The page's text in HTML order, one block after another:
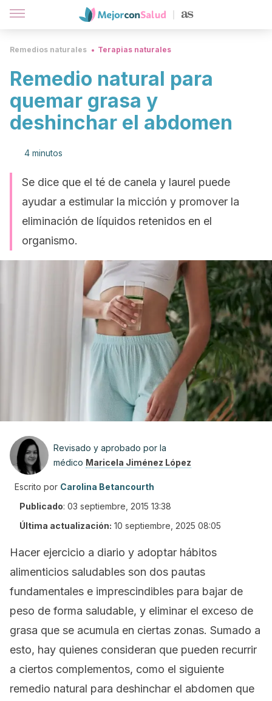
Remedios naturales Terapias naturales
Remedio natural para
quemar grasa y
deshinchar el abdomen
4 minutos
Se dice que el té de canela y laurel puede
ayudar a estimular la micción y promover la
eliminación de líquidos retenidos en el
organismo.
Revisado y aprobado por la
médico Maricela Jiménez López
Escrito por Carolina Betancourth
Publicado: 03 septiembre, 2015 13:38
Última actualización: 10 septiembre, 2025 08:05
Hacer ejercicio a diario y adoptar hábitos
alimenticios saludables son dos pautas
fundamentales e imprescindibles para bajar de
peso de forma saludable, y eliminar el exceso de
grasa que se acumula en ciertas zonas. Sumado a
esto, hay quienes consideran que pueden recurrir
a ciertos complementos, como el siguiente
remedio natural para deshinchar el abdomen que